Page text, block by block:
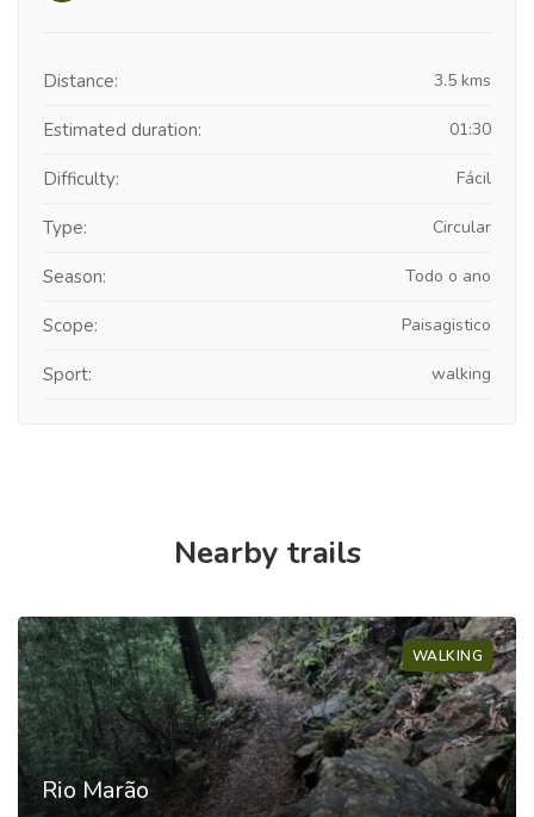
Distance: 3.5 kms
Estimated duration: 01:30
Difficulty: Fácil
Type: Circular
Season: Todo o ano
Scope: Paisagistico
Sport: walking
Nearby trails
WALKING
Rio Marão